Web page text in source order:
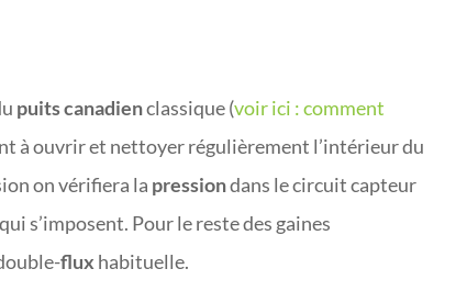
puits canadienclassique (voir ici : comment
à ouvrir et nettoyer régulièrement l’intérieur du
on vérifiera la pressiondans le circuit capteur
qui s’imposent. Pour le reste des gaines
flux habituelle.